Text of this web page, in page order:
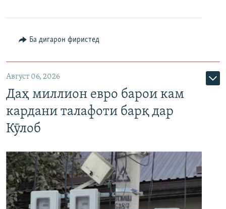
Ба дигарон фиристед
Август 06, 2026
Даҳ миллион евро барои кам
кардани талафоти барқ дар
Кӯлоб